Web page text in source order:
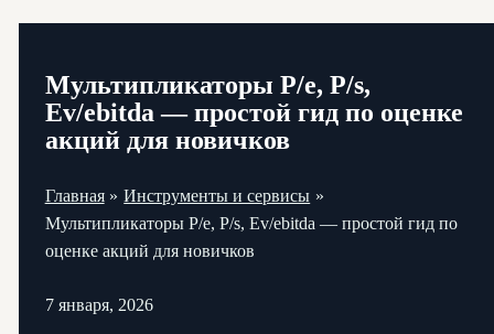
Мультипликаторы P/e, P/s,
Ev/ebitda — простой гид по оценке
акций для новичков
Главная
Инструменты и сервисы
Мультипликаторы P/e, P/s, Ev/ebitda — простой гид по
оценке акций для новичков
7 января, 2026